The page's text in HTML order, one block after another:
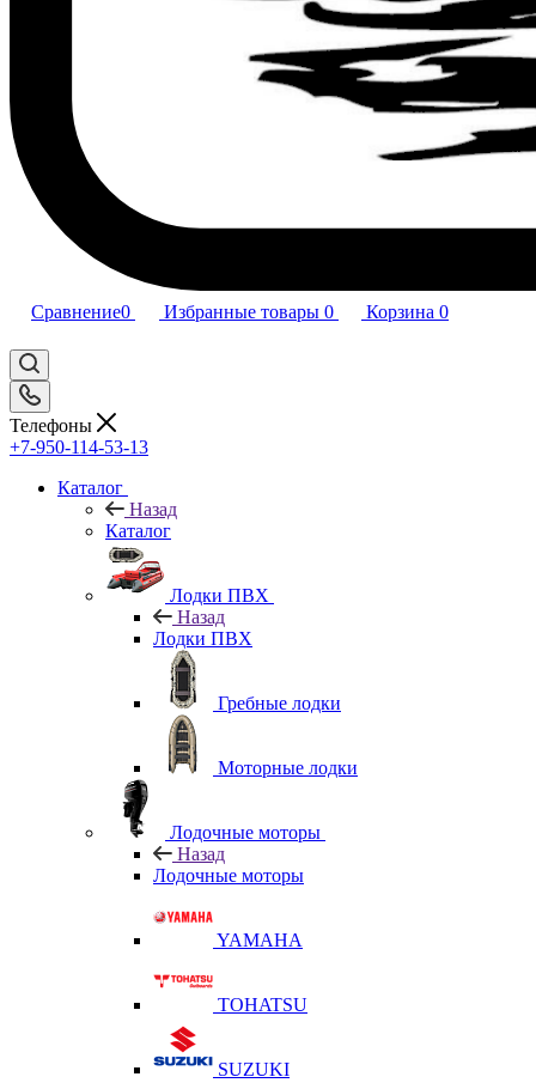
Сравнение0 Избранные товары 0 Корзина 0
Телефоны
+7-950-114-53-13
Каталог
Назад
Каталог
Лодки ПВХ
Назад
Лодки ПВХ
Гребные лодки
Моторные лодки
Лодочные моторы
Назад
Лодочные моторы
YAMAHA
TOHATSU
SUZUKI